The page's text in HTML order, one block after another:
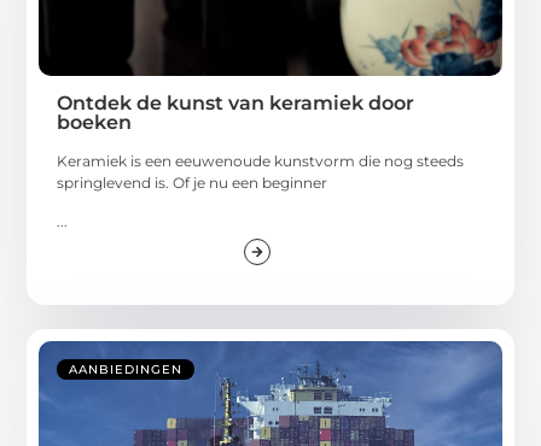
Ontdek de kunst van keramiek door
boeken
Keramiek is een eeuwenoude kunstvorm die nog steeds
springlevend is. Of je nu een beginner
...
AANBIEDINGEN